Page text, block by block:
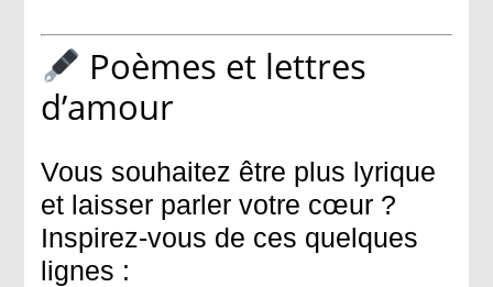
Poèmes et lettres
d’amour
Vous souhaitez être plus lyrique
et laisser parler votre cœur ?
Inspirez-vous de ces quelques
lignes :